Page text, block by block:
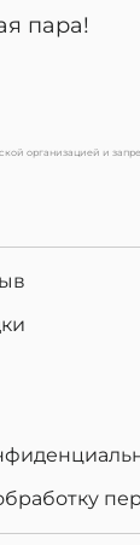
пара!
организацией и